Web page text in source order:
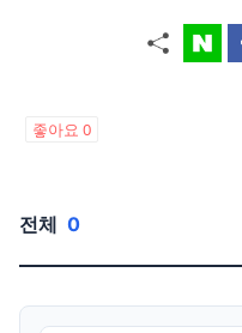
좋아요 0
전체 0